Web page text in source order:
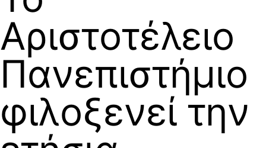
Αριστοτέλειο
Πανεπιστήμιο
φιλοξενεί την